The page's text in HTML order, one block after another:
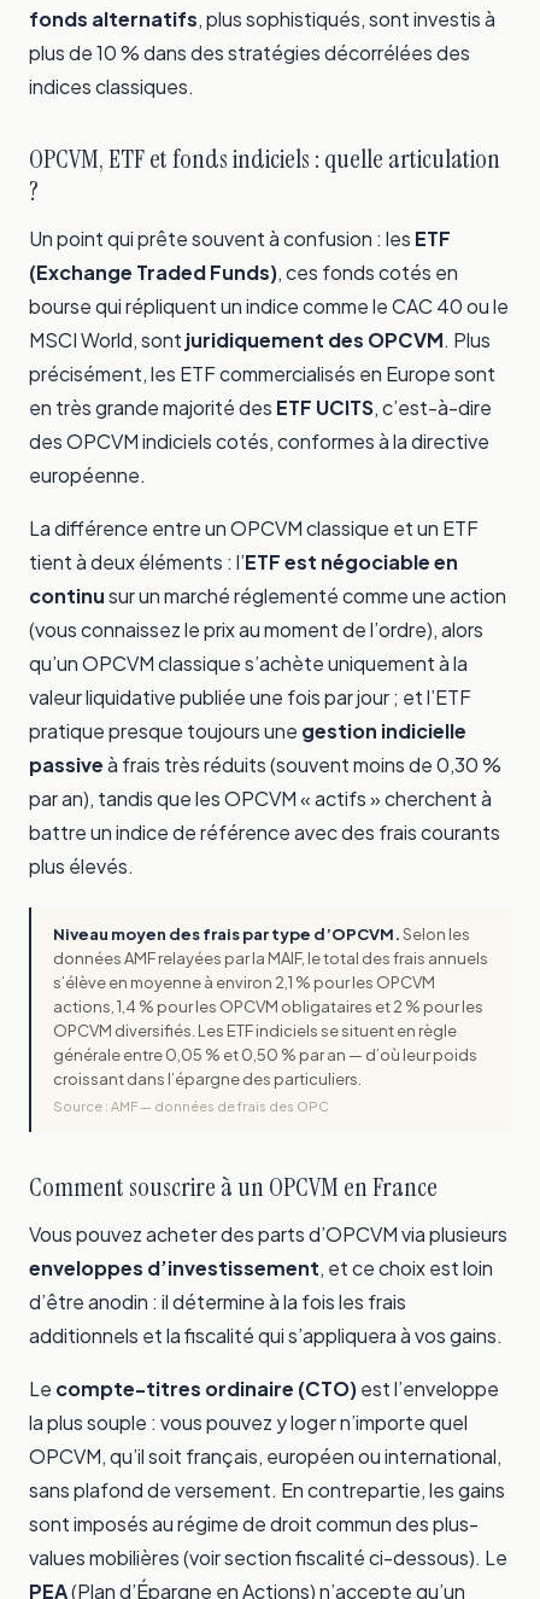
fonds alternatifs, plus sophistiqués, sont investis à
plus de 10 % dans des stratégies décorrélées des
indices classiques.
OPCVM, ETF et fonds indiciels : quelle articulation
?
Un point qui prête souvent à confusion : les ETF
(Exchange Traded Funds), ces fonds cotés en
bourse qui répliquent un indice comme le CAC 40 ou le
MSCI World, sont juridiquement des OPCVM. Plus
précisément, les ETF commercialisés en Europe sont
en très grande majorité des ETF UCITS, c’est-à-dire
des OPCVM indiciels cotés, conformes à la directive
européenne.
La différence entre un OPCVM classique et un ETF
tient à deux éléments : l’ETF est négociable en
continusur un marché réglementé comme une action
(vous connaissez le prix au moment de l’ordre), alors
qu’un OPCVM classique s’achète uniquement à la
valeur liquidative publiée une fois par jour ; et l’ETF
pratique presque toujours une gestion indicielle
passiveà frais très réduits (souvent moins de 0,30 %
par an), tandis que les OPCVM « actifs » cherchent à
battre un indice de référence avec des frais courants
plus élevés.
Niveau moyen des frais par type d’OPCVM.Selon les
données AMF relayées par la MAIF, le total des frais annuels
s’élève en moyenne à environ 2,1 % pour les OPCVM
actions, 1,4 % pour les OPCVM obligataires et 2 % pour les
OPCVM diversifiés. Les ETF indiciels se situent en règle
générale entre 0,05 % et 0,50 % par an — d’où leur poids
croissant dans l’épargne des particuliers.
Source : AMF — données de frais des OPC
Comment souscrire à un OPCVM en France
Vous pouvez acheter des parts d’OPCVM via plusieurs
enveloppes d’investissement, et ce choix est loin
d’être anodin : il détermine à la fois les frais
additionnels et la fiscalité qui s’appliquera à vos gains.
Le compte-titres ordinaire (CTO)est l’enveloppe
la plus souple : vous pouvez y loger n’importe quel
OPCVM, qu’il soit français, européen ou international,
sans plafond de versement. En contrepartie, les gains
sont imposés au régime de droit commun des plus-
values mobilières (voir section fiscalité ci-dessous). Le
PEA(Plan d’Épargne en Actions) n’accepte qu’un